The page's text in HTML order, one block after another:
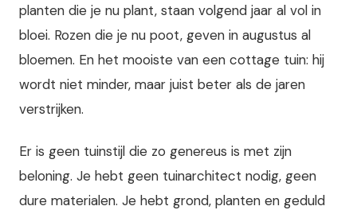
planten die je nu plant, staan volgend jaar al vol in
bloei. Rozen die je nu poot, geven in augustus al
bloemen. En het mooiste van een cottage tuin: hij
wordt niet minder, maar juist beter als de jaren
verstrijken.
Er is geen tuinstijl die zo genereus is met zijn
beloning. Je hebt geen tuinarchitect nodig, geen
dure materialen. Je hebt grond, planten en geduld